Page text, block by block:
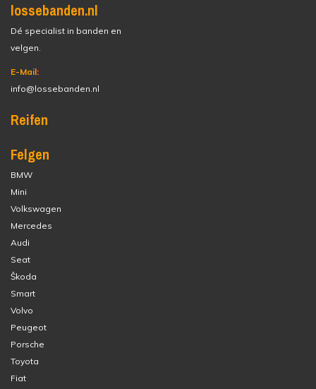
lossebanden.nl
Dé specialist in banden en
velgen.
E-Mail:
info@lossebanden.nl
Reifen
Felgen
BMW
Mini
Volkswagen
Mercedes
Audi
Seat
Škoda
Smart
Volvo
Peugeot
Porsche
Toyota
Fiat